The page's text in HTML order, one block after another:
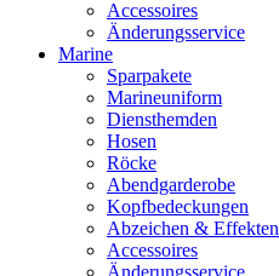
Accessoires
Änderungsservice
Marine
Sparpakete
Marineuniform
Diensthemden
Hosen
Röcke
Abendgarderobe
Kopfbedeckungen
Abzeichen & Effekten
Accessoires
Änderungsservice